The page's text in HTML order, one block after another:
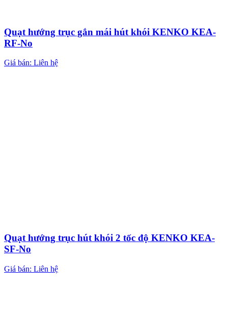
Quạt hướng trục gắn mái hút khói KENKO KEA-
RF-No
Giá bán: Liên hệ
Quạt hướng trục hút khói 2 tốc độ KENKO KEA-
SF-No
Giá bán: Liên hệ